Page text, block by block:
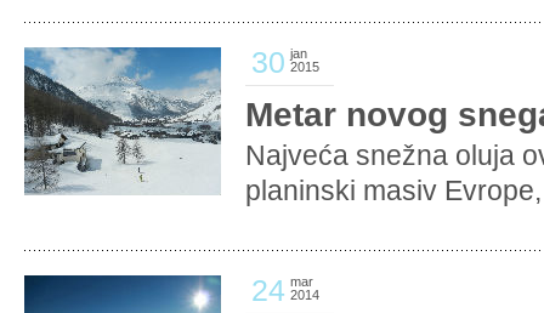
30 jan
2015
Metar novog
Najveća snežna oluja
planinski masiv
24 mar
2014